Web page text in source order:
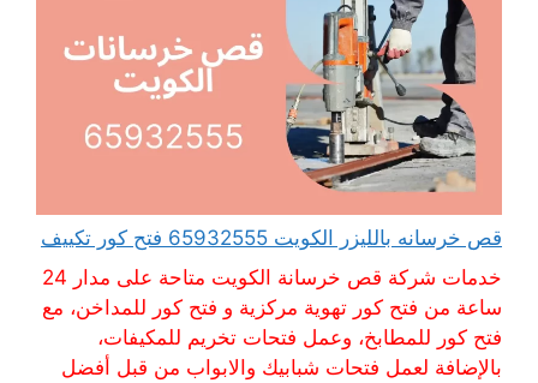
قص خرسانه بالليزر الكويت 65932555 فتح كور تكييف
خدمات شركة قص خرسانة الكويت متاحة على مدار 24
ساعة من فتح كور تهوية مركزية و فتح كور للمداخن، مع
فتح كور للمطابخ، وعمل فتحات تخريم للمكيفات،
بالإضافة لعمل فتحات شبابيك والابواب من قبل أفضل